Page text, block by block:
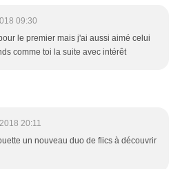
09:30
le premier mais j'ai aussi aimé celui
comme toi la suite avec intérêt
20:11
un nouveau duo de flics à découvrir